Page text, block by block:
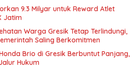
9.3 Milyar untuk Reward Atlet
Jatim
Warga Gresik Tetap Terlindungi,
Saling Berkomitmen
Brio di Gresik Berbuntut Panjang,
Hukum